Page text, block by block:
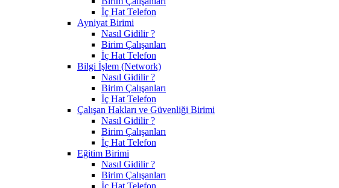
İç Hat Telefon
Ayniyat Birimi
Nasıl Gidilir ?
Birim Çalışanları
İç Hat Telefon
Bilgi İşlem (Network)
Nasıl Gidilir ?
Birim Çalışanları
İç Hat Telefon
Çalışan Hakları ve Güvenliği Birimi
Nasıl Gidilir ?
Birim Çalışanları
İç Hat Telefon
Eğitim Birimi
Nasıl Gidilir ?
Birim Çalışanları
İç Hat Telefon